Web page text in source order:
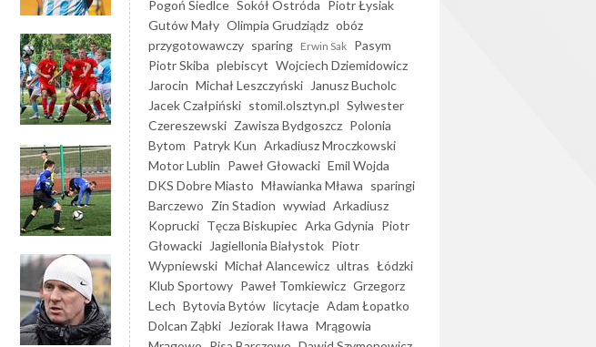
Pogoń Siedlce Sokół Ostróda Piotr Łysiak
Gutów Mały Olimpia Grudziądz obóz
przygotowawczy sparing Erwin Sak Pasym
Piotr Skiba plebiscyt Wojciech Dziemidowicz
Jarocin Michał Leszczyński
Janusz Bucholc
Jacek Czałpiński stomil.olsztyn.pl Sylwester
Czereszewski Zawisza Bydgoszcz Polonia
Bytom Patryk Kun Arkadiusz Mroczkowski
Motor Lublin Paweł Głowacki Emil Wojda
DKS Dobre Miasto Mławianka Mława sparingi
Barczewo Zin Stadion wywiad Arkadiusz
Koprucki Tęcza Biskupiec Arka Gdynia Piotr
Głowacki
Jagiellonia Białystok Piotr
Wypniewski Michał Alancewicz ultras Łódzki
Klub Sportowy Paweł Tomkiewicz Grzegorz
Lech Bytovia Bytów licytacje Adam Łopatko
Dolcan Ząbki
Jeziorak Iława Mrągowia